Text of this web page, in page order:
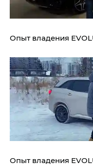
Опыт владения
Опыт владения